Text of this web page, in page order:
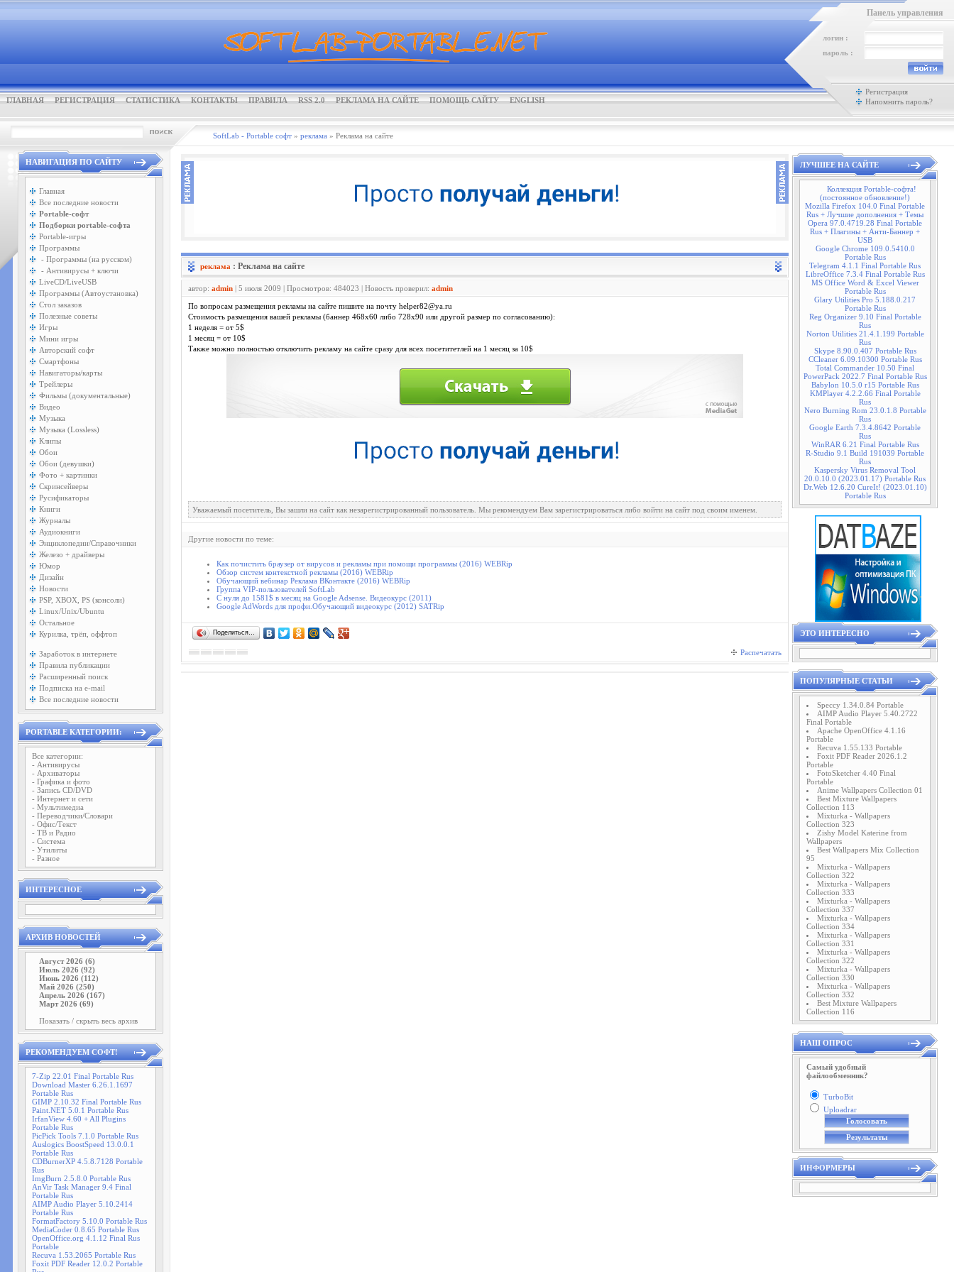
ГЛАВНАЯ РЕГИСТРАЦИЯ СТАТИСТИКА КОНТАКТЫ ПРАВИЛА RSS 2.0 РЕКЛАМА НА САЙТЕ ПОМОЩЬ САЙТУ ENGLISH
Панель управления
логин :
пароль :
Регистрация
Напомнить пароль?
SoftLab - Portable софт » реклама » Реклама на сайте
НАВИГАЦИЯ ПО САЙТУ
Главная
Все последние новости
Portable-софт
Подборки portable-софта
Portable-игры
Программы
- Программы (на русском)
- Антивирусы + ключи
LiveCD/LiveUSB
Программы (Автоустановка)
Стол заказов
Полезные советы
Игры
Мини игры
Авторский софт
Смартфоны
Навигаторы/карты
Трейлеры
Фильмы (документальные)
Видео
Музыка
Музыка (Lossless)
Клипы
Обои
Обои (девушки)
Фото + картинки
Скринсейверы
Русификаторы
Книги
Журналы
Аудиокниги
Энциклопедии/Справочники
Железо + драйверы
Юмор
Дизайн
Новости
PSP, XBOX, PS (консоли)
Linux/Unix/Ubuntu
Остальное
Курилка, трёп, оффтоп
Заработок в интернете
Правила публикации
Расширенный поиск
Подписка на e-mail
Все последние новости
PORTABLE КАТЕГОРИИ:
Все категории:
- Антивирусы
- Архиваторы
- Графика и фото
- Запись CD/DVD
- Интернет и сети
- Мультимедиа
- Переводчики/Словари
- Офис/Текст
- ТВ и Радио
- Система
- Утилиты
- Разное
ИНТЕРЕСНОЕ
АРХИВ НОВОСТЕЙ
Август 2026 (6)
Июль 2026 (92)
Июнь 2026 (112)
Май 2026 (250)
Апрель 2026 (167)
Март 2026 (69)
Показать / скрыть весь архив
РЕКОМЕНДУЕМ СОФТ!
7-Zip 22.01 Final Portable Rus
Download Master 6.26.1.1697
Portable Rus
GIMP 2.10.32 Final Portable Rus
Paint.NET 5.0.1 Portable Rus
IrfanView 4.60 + All Plugins
Portable Rus
PicPick Tools 7.1.0 Portable Rus
Auslogics BoostSpeed 13.0.0.1
Portable Rus
CDBurnerXP 4.5.8.7128 Portable
Rus
ImgBurn 2.5.8.0 Portable Rus
AnVir Task Manager 9.4 Final
Portable Rus
AIMP Audio Player 5.10.2414
Portable Rus
FormatFactory 5.10.0 Portable Rus
MediaCoder 0.8.65 Portable Rus
OpenOffice.org 4.1.12 Final Rus
Portable
Recuva 1.53.2065 Portable Rus
Foxit PDF Reader 12.0.2 Portable
реклама : Реклама на сайте
автор: admin | 5 июля 2009 | Просмотров: 484023 | Новость проверил: admin
По вопросам размещения рекламы на сайте пишите на почту helper82@ya.ru
Стоимость размещения вашей рекламы (баннер 468x60 либо 728x90 или другой размер по согласованию):
1 неделя = от 5$
1 месяц = от 10$
Также можно полностью отключить рекламу на сайте сразу для всех посетитетлей на 1 месяц за 10$
Уважаемый посетитель, Вы зашли на сайт как незарегистрированный пользователь. Мы рекомендуем Вам зарегистрироваться либо войти на сайт под своим именем.
Другие новости по теме:
Как почистить браузер от вирусов и рекламы при помощи программы (2016) WEBRip
Обзор систем контекстной рекламы (2016) WEBRip
Обучающий вебинар Реклама ВКонтакте (2016) WEBRip
Группа VIP-пользователей SoftLab
С нуля до 1581$ в месяц на Google Adsense. Видеокурс (2011)
Google AdWords для профи.Обучающий видеокурс (2012) SATRip
Поделиться…
Распечатать
ЛУЧШЕЕ НА САЙТЕ
Коллекция Portable-софта!
(постоянное обновление!)
Mozilla Firefox 104.0 Final Portable
Rus + Лучшие дополнения + Темы
Opera 97.0.4719.28 Final Portable
Rus + Плагины + Анти-Баннер +
USB
Google Chrome 109.0.5410.0
Portable Rus
Telegram 4.1.1 Final Portable Rus
LibreOffice 7.3.4 Final Portable Rus
MS Office Word & Excel Viewer
Portable Rus
Glary Utilities Pro 5.188.0.217
Portable Rus
Reg Organizer 9.10 Final Portable
Rus
Norton Utilities 21.4.1.199 Portable
Rus
Skype 8.90.0.407 Portable Rus
CCleaner 6.09.10300 Portable Rus
Total Commander 10.50 Final
PowerPack 2022.7 Final Portable Rus
Babylon 10.5.0 r15 Portable Rus
KMPlayer 4.2.2.66 Final Portable
Rus
Nero Burning Rom 23.0.1.8 Portable
Rus
Google Earth 7.3.4.8642 Portable
Rus
WinRAR 6.21 Final Portable Rus
R-Studio 9.1 Build 191039 Portable
Rus
Kaspersky Virus Removal Tool
20.0.10.0 (2023.01.17) Portable Rus
Dr.Web 12.6.20 CureIt! (2023.01.10)
Portable Rus
ЭТО ИНТЕРЕСНО
ПОПУЛЯРНЫЕ СТАТЬИ
Speccy 1.34.0.84 Portable
AIMP Audio Player 5.40.2722
Final Portable
Apache OpenOffice 4.1.16
Portable
Recuva 1.55.133 Portable
Foxit PDF Reader 2026.1.2
Portable
FotoSketcher 4.40 Final
Portable
Anime Wallpapers Collection 01
Best Mixture Wallpapers
Collection 113
Mixturka - Wallpapers
Collection 323
Zishy Model Katerine from
Wallpapers
Best Wallpapers Mix Collection
95
Mixturka - Wallpapers
Collection 322
Mixturka - Wallpapers
Collection 333
Mixturka - Wallpapers
Collection 337
Mixturka - Wallpapers
Collection 334
Mixturka - Wallpapers
Collection 331
Mixturka - Wallpapers
Collection 322
Mixturka - Wallpapers
Collection 330
Mixturka - Wallpapers
Collection 332
Best Mixture Wallpapers
Collection 116
НАШ ОПРОС
Самый удобный
файлообменник?
TurboBit
Uploadrar
ИНФОРМЕРЫ